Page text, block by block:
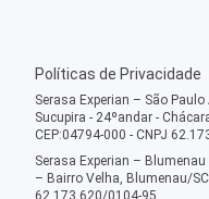
Políticas de Privacidade
Serasa Experian – São
Sucupira - 24ºandar -
CEP:04794-000 - CNPJ
Serasa Experian –
– Bairro Velha, Blumenau/
62.173.620/0104-95